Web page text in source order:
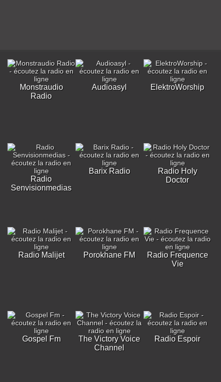
Monstraudio
Radio
Audioasyl ElektroWorship
Radio
Senvisionmedias
Barix Radio
Radio Holy
Doctor
Radio Malijet Porokhane FM
Radio Frequence
Vie
Gospel Fm
The Victory Voice
Channel
Radio Espoir